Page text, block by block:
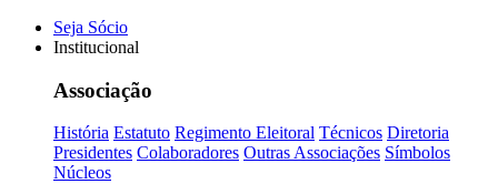
Seja Sócio
Institucional
Associação
História Estatuto Regimento Eleitoral Técnicos Diretoria
Presidentes Colaboradores Outras Associações Símbolos
Núcleos